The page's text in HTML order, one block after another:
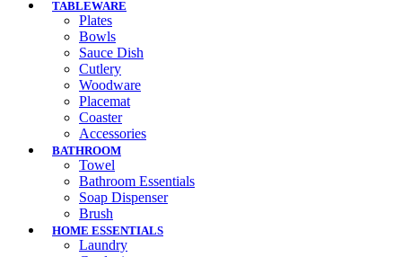
TABLEWARE
Plates
Bowls
Sauce Dish
Cutlery
Woodware
Placemat
Coaster
Accessories
BATHROOM
Towel
Bathroom Essentials
Soap Dispenser
Brush
HOME ESSENTIALS
Laundry